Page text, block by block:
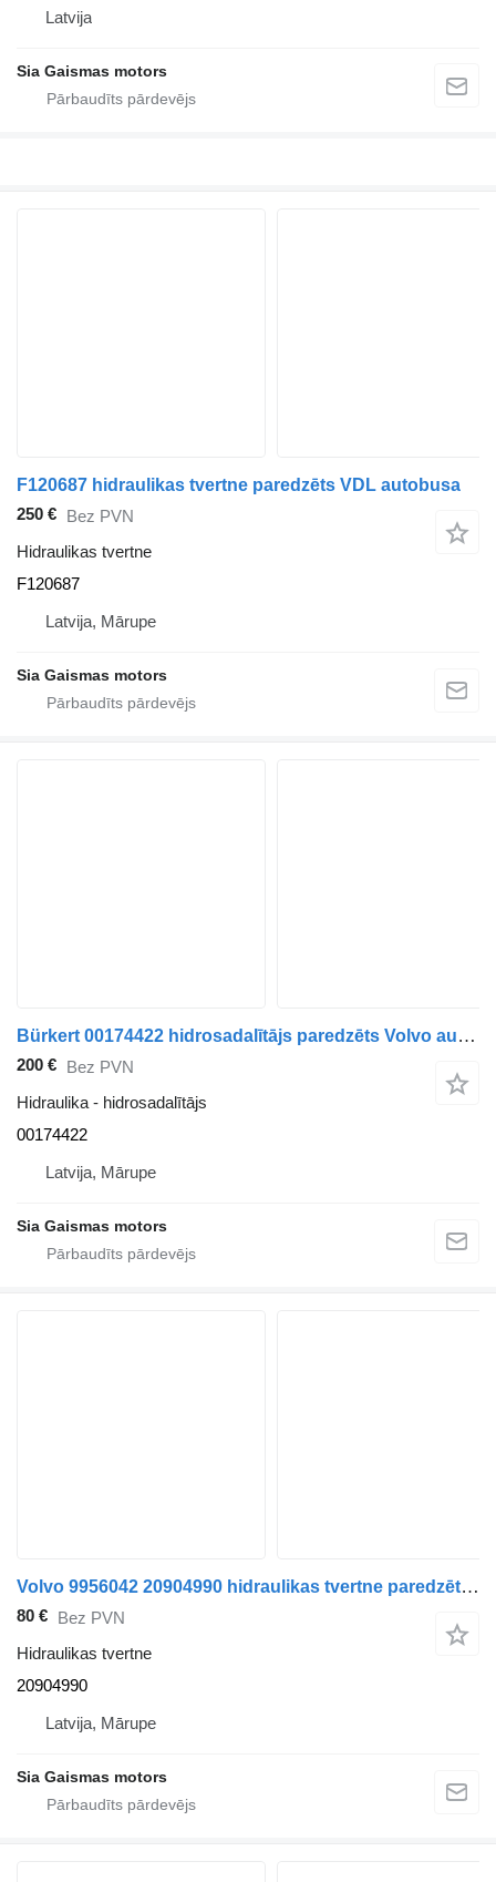
Latvija
Sia Gaismas motors
F120687 hidraulikas tvertne paredzēts VDL autobusa
250 € Bez PVN
Hidraulikas tvertne
F120687
Latvija, Mārupe
Sia Gaismas motors
Bürkert 00174422 hidrosadalītājs paredzēts Volvo autobusa
200 € Bez PVN
Hidraulika - hidrosadalītājs
00174422
Latvija, Mārupe
Sia Gaismas motors
Volvo 9956042 20904990 hidraulikas tvertne paredzēts autobusa
80 € Bez PVN
Hidraulikas tvertne
20904990
Latvija, Mārupe
Sia Gaismas motors